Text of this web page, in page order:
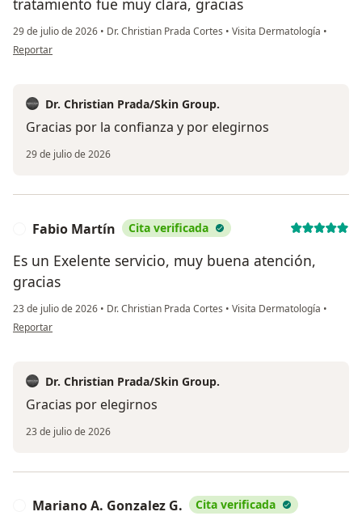
29 de julio de 2026 • Dr. Christian Prada Cortes • Visita Dermatología •
en opinión del usuario Gloria Toro
Reportar
Dr. Christian Prada/Skin Group.
Gracias por la confianza y por elegirnos
29 de julio de 2026
Fabio Martín Cita verificada
Es un Exelente servicio, muy buena atención,
gracias
23 de julio de 2026 • Dr. Christian Prada Cortes • Visita Dermatología •
en opinión del usuario Fabio Martín
Reportar
Dr. Christian Prada/Skin Group.
Gracias por elegirnos
23 de julio de 2026
Mariano A. Gonzalez G. Cita verificada